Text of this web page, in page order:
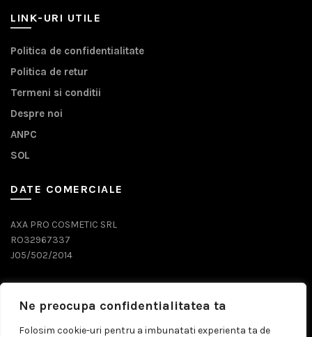
Ne preocupa confidentialitatea ta
Folosim cookie-uri pentru a imbunatati experienta ta de
LINK-URI UTILE
Politica de confidentialitate
Politica de retur
Termeni si conditii
Despre noi
ANPC
SOL
DATE COMERCIALE
AXA PRO COSMETIC SRL
RO32967337
J05/502/2014
0743 071 579